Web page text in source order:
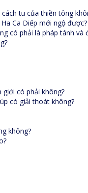
tu của thiền tông
Ca Diếp mới ngộ được?
có phải là pháp tánh và
có phải không?
có giải thoát không?
không?